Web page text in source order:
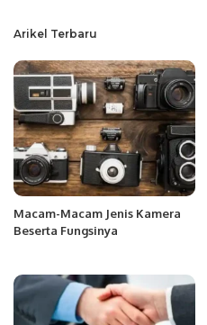
Arikel Terbaru
Macam-Macam Jenis Kamera
Beserta Fungsinya